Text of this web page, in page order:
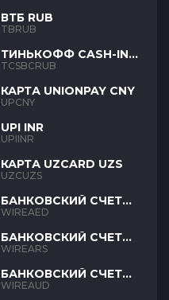
ВТБ RUB
TBRUB
ТИНЬКОФФ CASH-IN
RUB
TCSBCRUB
КАРТА UNIONPAY CNY
UPCNY
UPI INR
UPIINR
КАРТА UZCARD UZS
UZCUZS
БАНКОВСКИЙ СЧЕТ
AED
WIREAED
БАНКОВСКИЙ СЧЕТ
ARS
WIREARS
БАНКОВСКИЙ СЧЕТ
AUD
WIREAUD